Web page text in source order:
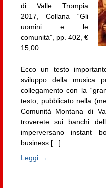
di Valle Trompia
2017, Collana “Gli
uomini e le
comunità”, pp. 402, €
15,00
Ecco un testo
sviluppo della musica
collegamento con la
testo, pubblicato nella
Comunità Montana di
troverete sui banchi
imperversano instant
business [...]
Leggi →